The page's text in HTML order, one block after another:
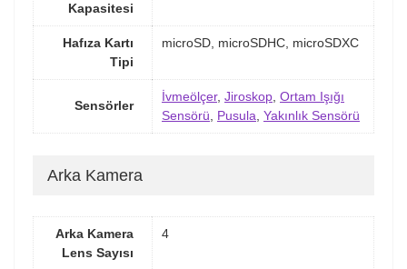
Kapasitesi
Hafıza Kartı
Tipi
microSD, microSDHC, microSDXC
Sensörler
İvmeölçer, Jiroskop, Ortam Işığı
Sensörü, Pusula, Yakınlık Sensörü
Arka Kamera
Arka Kamera
Lens Sayısı
4